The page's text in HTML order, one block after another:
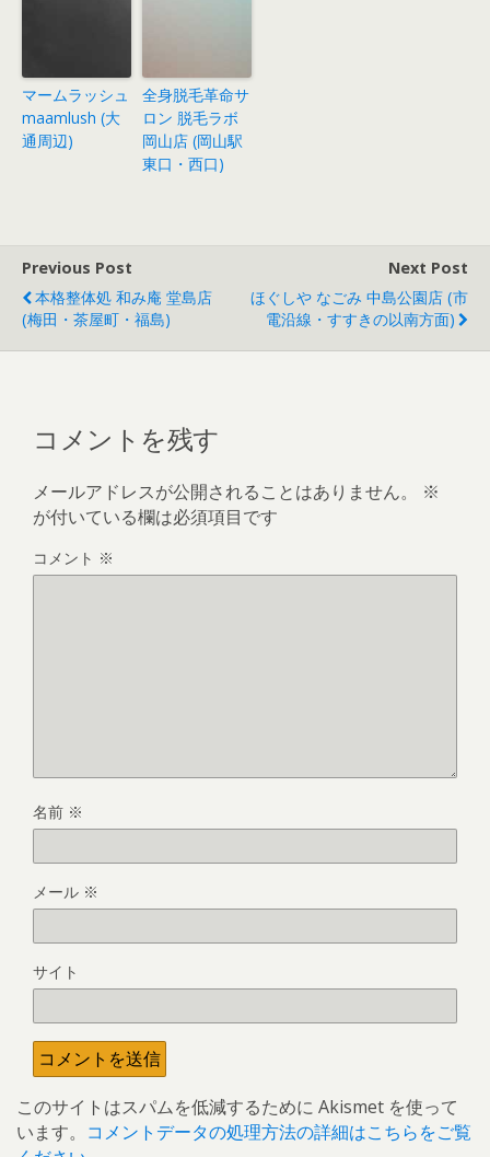
マームラッシュ
maamlush (大
通周辺)
全身脱毛革命サ
ロン 脱毛ラボ
岡山店 (岡山駅
東口・西口)
Previous Post
本格整体処 和み庵 堂島店
(梅田・茶屋町・福島)
Next Post
ほぐしや なごみ 中島公園店 (市
電沿線・すすきの以南方面)
コメントを残す
メールアドレスが公開されることはありません。
※
が付いている欄は必須項目です
コメント ※
名前 ※
メール ※
サイト
このサイトはスパムを低減するために Akismet を使って
います。 コメントデータの処理方法の詳細はこちらをご覧